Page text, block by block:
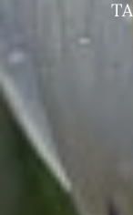
TA